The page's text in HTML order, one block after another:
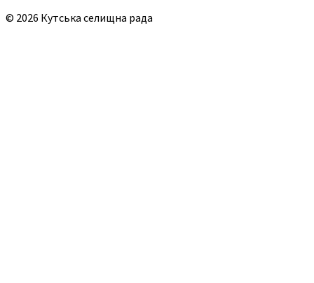
© 2026 Кутська селищна рада